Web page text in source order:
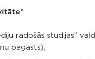
radošās studijas”
pagasts);